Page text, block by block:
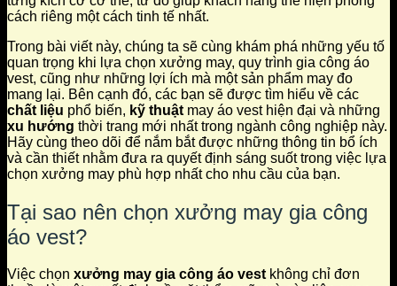
cách riêng một cách tinh tế nhất.
Trong bài viết này, chúng ta sẽ cùng khám phá những yếu tố
quan trọng khi lựa chọn xưởng may, quy trình gia công áo
vest, cũng như những lợi ích mà một sản phẩm may đo
mang lại. Bên cạnh đó, các bạn sẽ được tìm hiểu về các
chất liệu phổ biến, kỹ thuật may áo vest hiện đại và những
xu hướng thời trang mới nhất trong ngành công nghiệp này.
Hãy cùng theo dõi để nắm bắt được những thông tin bổ ích
và cần thiết nhằm đưa ra quyết định sáng suốt trong việc lựa
chọn xưởng may phù hợp nhất cho nhu cầu của bạn.
Tại sao nên chọn xưởng may gia công
áo vest?
Việc chọn xưởng may gia công áo vestkhông chỉ đơn